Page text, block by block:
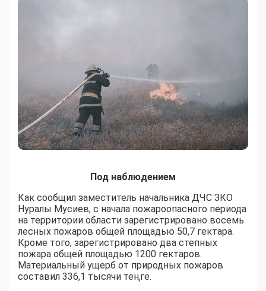
Под наблюдением
Как сообщил заместитель начальника ДЧС ЗКО
Нуралы Мусиев, с начала пожароопасного периода
на территории области зарегистрировано восемь
лесных пожаров общей площадью 50,7 гектара.
Кроме того, зарегистрировано два степных
пожара общей площадью 1200 гектаров.
Материальный ущерб от природных пожаров
составил 336,1 тысячи теңге.